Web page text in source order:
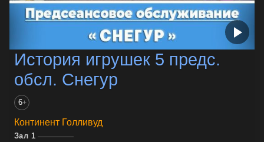
История игрушек 5 предс.
обсл. Снегур
6+
Континент Голливуд
Зал 1